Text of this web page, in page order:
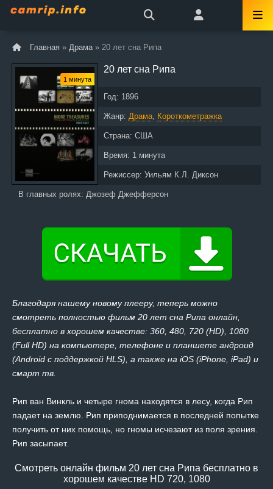
Главная » Драма » 20 лет сна Рипа
1 минута
20 лет сна Рипа
Год: 1896
Жанр: Драма, Короткометражка
Страна: США
Время: 1 минута
Режиссер: Уильям К.Л. Диксон
В главных ролях: Джозеф Джефферсон
Благодаря нашему новому плееру, теперь можно
смотреть полностью фильм 20 лет сна Рипа онлайн,
бесплатно в хорошем качестве: 360, 480, 720 (HD), 1080
(Full HD) на компьютере, телефоне и планшете андроид
(Android с поддержкой HLS), а также на iOS (iPhone, iPad) и
смарт тв.
Рип ван Винкль и четыре гнома находятся в лесу, когда Рип
падает на землю. Рип приподнимается в последней попытке
получить от них помощь, но гномы исчезают из поля зрения.
Рип засыпает.
Смотреть онлайн фильм 20 лет сна Рипа бесплатно в
хорошем качестве HD 720, 1080